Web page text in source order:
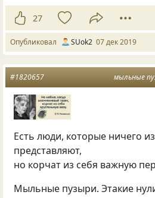
27
Опубликовал SUok2 07 дек 2019
мыльные
#1820657
Есть люди, которые ничего
представляют,
но корчат из себя важную
Мыльные пузыри. Этакие